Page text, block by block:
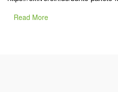
Read More